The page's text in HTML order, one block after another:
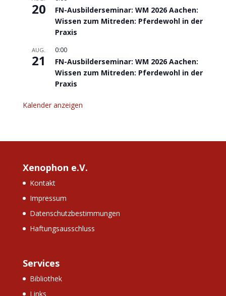
20
FN-Ausbilderseminar: WM 2026 Aachen:
Wissen zum Mitreden: Pferdewohl in der
Praxis
AUG.
21
0:00
FN-Ausbilderseminar: WM 2026 Aachen:
Wissen zum Mitreden: Pferdewohl in der
Praxis
Kalender anzeigen
Xenophon e.V.
Kontakt
Impressum
Datenschutzbestimmungen
Haftungsausschluss
Services
Bibliothek
Links